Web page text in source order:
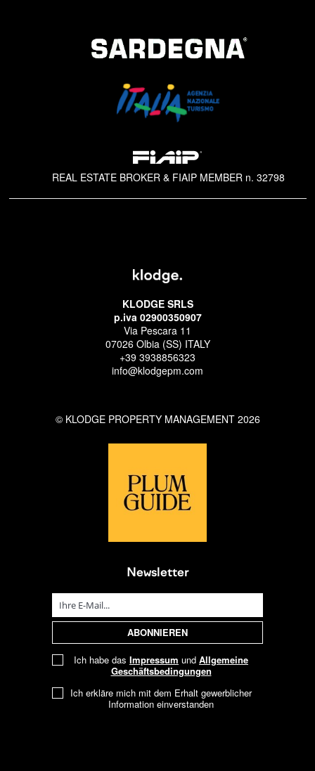
REAL ESTATE BROKER & FIAIP MEMBER n. 32798
KLODGE SRLS
p.iva 02900350907
Via Pescara 11
07026 Olbia (SS) ITALY
+39 3938856323
info@klodgepm.com
© KLODGE PROPERTY MANAGEMENT 2026
Newsletter
Ich habe das Impressum und Allgemeine
Geschäftsbedingungen
Ich erkläre mich mit dem Erhalt gewerblicher
Information einverstanden